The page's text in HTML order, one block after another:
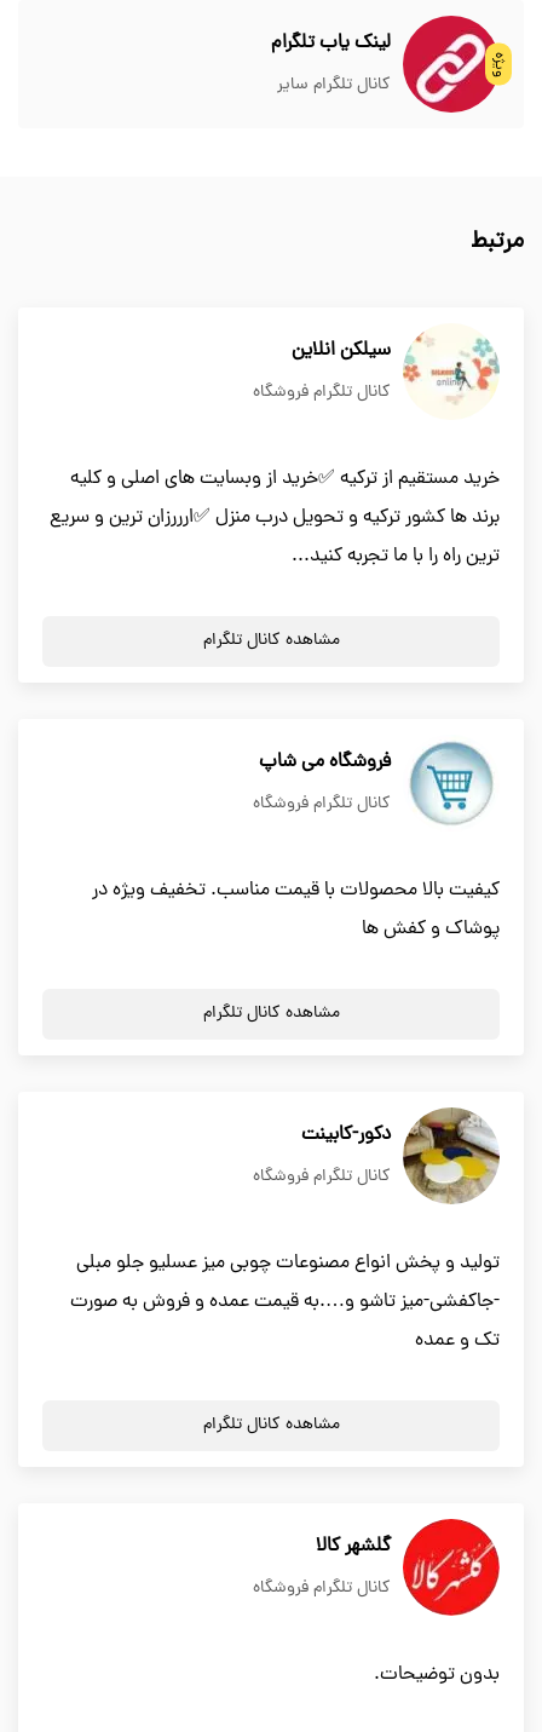
ویژه
لینک یاب تلگرام
کانال تلگرام سایر
مرتبط
سیلکن انلاین
کانال تلگرام فروشگاه
خرید مستقیم از ترکیه ✅خرید از وبسایت های اصلی و کلیه
برند ها کشور ترکیه و تحویل درب منزل ✅ارررزان ترین و سریع
ترین راه را با ما تجربه کنید...
مشاهده کانال تلگرام
فروشگاه می شاپ
کانال تلگرام فروشگاه
کیفیت بالا محصولات با قیمت مناسب. تخفیف ویژه در
پوشاک و کفش ها
مشاهده کانال تلگرام
دکور-کابینت
کانال تلگرام فروشگاه
تولید و پخش انواع مصنوعات چوبی میز عسلیو جلو مبلی
-جاکفشی-میز تاشو و….به قیمت عمده و فروش به صورت
تک و عمده
مشاهده کانال تلگرام
گلشهر کالا
کانال تلگرام فروشگاه
بدون توضیحات.